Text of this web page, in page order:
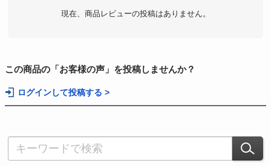
現在、商品レビューの投稿はありません。
この商品の「お客様の声」を投稿しませんか？
ログインして投稿する >